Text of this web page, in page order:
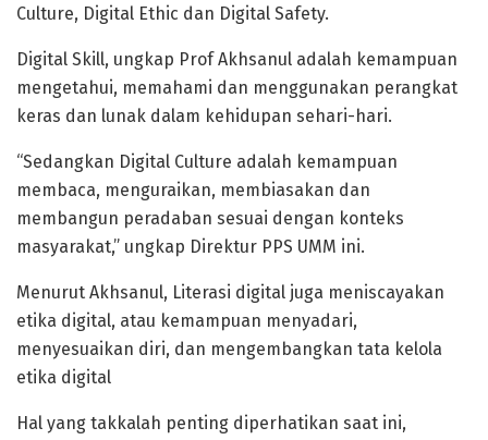
Culture, Digital Ethic dan Digital Safety.
Digital Skill, ungkap Prof Akhsanul adalah kemampuan
mengetahui, memahami dan menggunakan perangkat
keras dan lunak dalam kehidupan sehari-hari.
“Sedangkan Digital Culture adalah kemampuan
membaca, menguraikan, membiasakan dan
membangun peradaban sesuai dengan konteks
masyarakat,” ungkap Direktur PPS UMM ini.
Menurut Akhsanul, Literasi digital juga meniscayakan
etika digital, atau kemampuan menyadari,
menyesuaikan diri, dan mengembangkan tata kelola
etika digital
Hal yang takkalah penting diperhatikan saat ini,